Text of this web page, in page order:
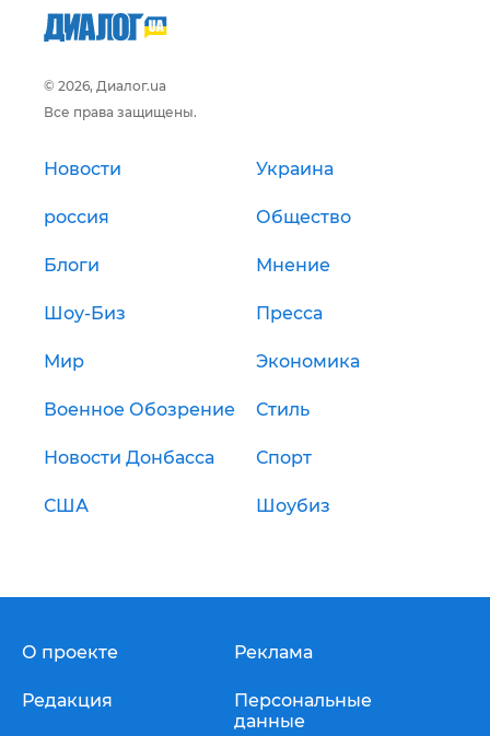
© 2026, Диалог.ua
Все права защищены.
Новости Украина
россия Общество
Блоги Мнение
Шоу-Биз Пресса
Мир Экономика
Военное Обозрение Стиль
Новости Донбасса Спорт
США Шоубиз
О проекте
Редакция
Реклама
Персональные
данные